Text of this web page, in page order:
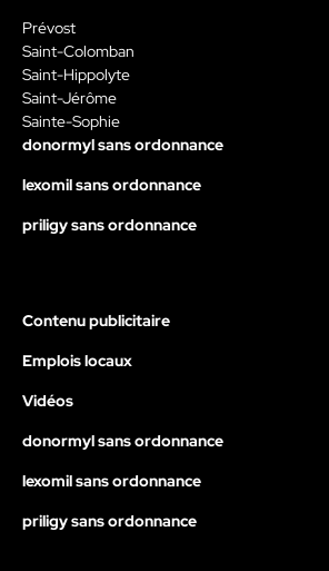
Prévost
Saint-Colomban
Saint-Hippolyte
Saint-Jérôme
Sainte-Sophie
donormyl sans ordonnance
lexomil sans ordonnance
priligy sans ordonnance
Contenu publicitaire
Emplois locaux
Vidéos
donormyl sans ordonnance
lexomil sans ordonnance
priligy sans ordonnance